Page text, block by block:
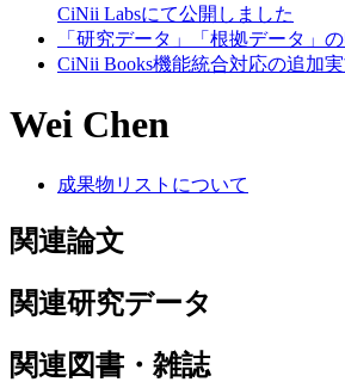
CiNii Labsにて公開しました
「研究データ」「根拠データ」
CiNii Books機能統合対応の追加
Wei Chen
成果物リストについて
関連論文
関連研究データ
関連図書・雑誌